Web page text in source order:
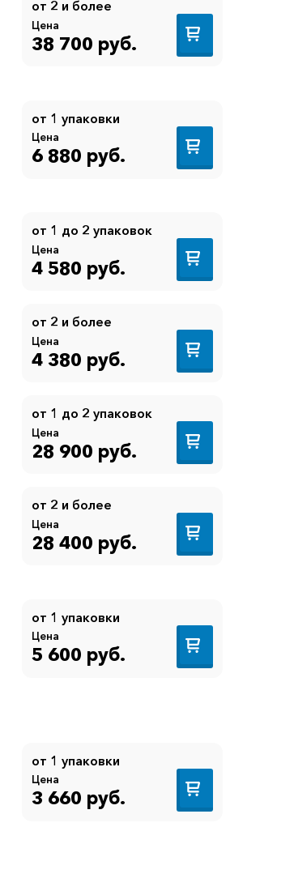
от 2 и более
Цена
38 700 руб.
от 1 упаковки
Цена
6 880 руб.
от 1 до 2 упаковок
Цена
4 580 руб.
от 2 и более
Цена
4 380 руб.
от 1 до 2 упаковок
Цена
28 900 руб.
от 2 и более
Цена
28 400 руб.
от 1 упаковки
Цена
5 600 руб.
от 1 упаковки
Цена
3 660 руб.